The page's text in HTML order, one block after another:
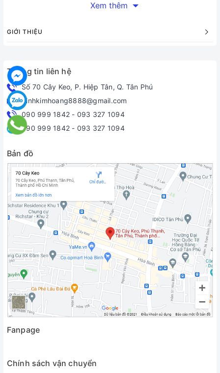
Xem thêm
GIỚI THIỆU
Thông tin liên hệ
Số 70 Cây Keo, P. Hiệp Tân, Q. Tân Phú
dinhkimhoang8888@gmail.com
090 999 1842 - 093 327 1094
090 999 1842 - 093 327 1094
Bản đồ
Fanpage
Chính sách vận chuyển